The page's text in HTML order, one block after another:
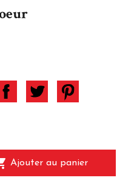
Ajouter au panier